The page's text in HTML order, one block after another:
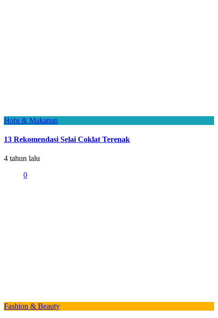
Hobi & Makanan
13 Rekomendasi Selai Coklat Terenak
4 tahun lalu
0
Fashion & Beauty